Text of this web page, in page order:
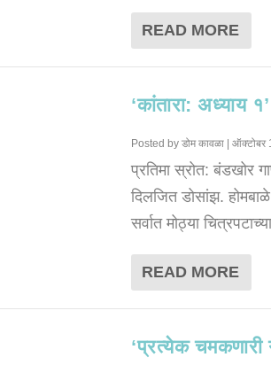
READ MORE
‘कांतारा: अध्याय
Posted byडोम कावळा |ऑक्टोबर
प्रतिमा स्रोत: बंडखोर
दिलजित डोसांझ.
सर्वात मोठ्या
READ MORE
‘प्रत्येक चमकणारी